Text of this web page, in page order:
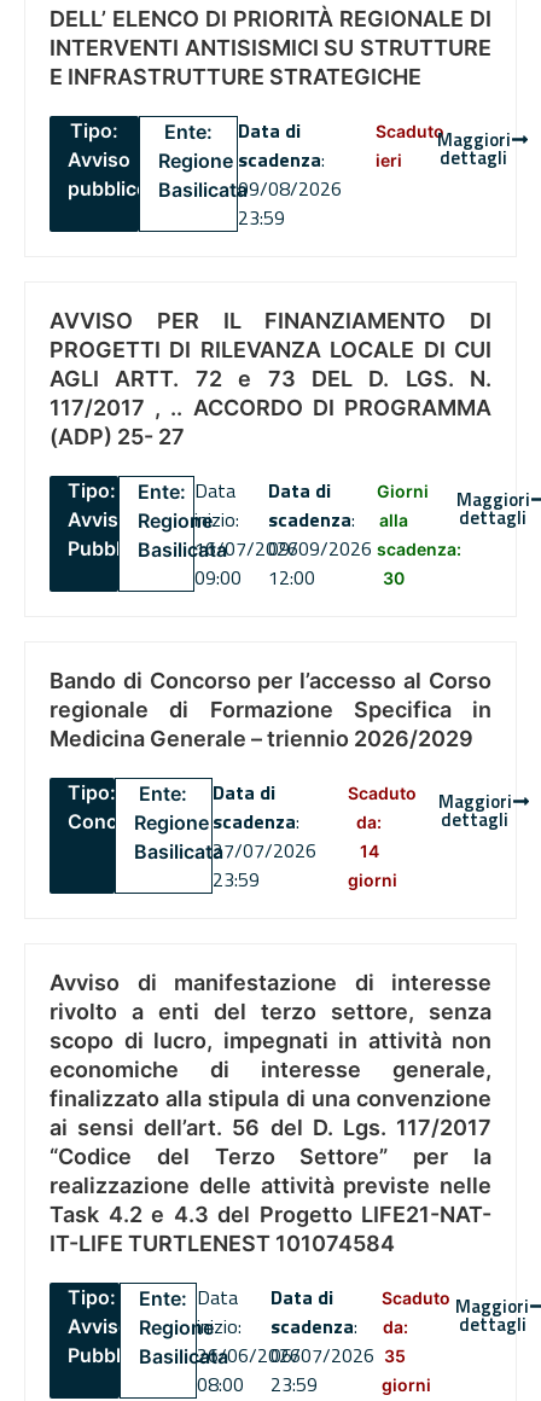
DELL’ ELENCO DI PRIORITÀ REGIONALE DI
INTERVENTI ANTISISMICI SU STRUTTURE
E INFRASTRUTTURE STRATEGICHE
Tipo:
Avviso
pubblico
Ente:
Regione
Basilicata
Data di
scadenza:
09/08/2026
23:59
Scaduto
ieri
Maggiori
dettagli
AVVISO PER IL FINANZIAMENTO DI
PROGETTI DI RILEVANZA LOCALE DI CUI
AGLI ARTT. 72 e 73 DEL D. LGS. N.
117/2017 , .. ACCORDO DI PROGRAMMA
(ADP) 25- 27
Tipo:
Avviso
Pubblico
Ente:
Regione
Basilicata
Data
inizio:
16/07/2026
09:00
Data di
scadenza:
09/09/2026
12:00
Giorni
alla
scadenza:
30
Maggiori
dettagli
Bando di Concorso per l’accesso al Corso
regionale di Formazione Specifica in
Medicina Generale – triennio 2026/2029
Tipo:
Concorsi
Ente:
Regione
Basilicata
Data di
scadenza:
27/07/2026
23:59
Scaduto
da:
14
giorni
Maggiori
dettagli
Avviso di manifestazione di interesse
rivolto a enti del terzo settore, senza
scopo di lucro, impegnati in attività non
economiche di interesse generale,
finalizzato alla stipula di una convenzione
ai sensi dell’art. 56 del D. Lgs. 117/2017
“Codice del Terzo Settore” per la
realizzazione delle attività previste nelle
Task 4.2 e 4.3 del Progetto LIFE21-NAT-
IT-LIFE TURTLENEST 101074584
Tipo:
Avviso
Pubblico
Ente:
Regione
Basilicata
Data
inizio:
26/06/2026
08:00
Data di
scadenza:
06/07/2026
23:59
Scaduto
da:
35
giorni
Maggiori
dettagli